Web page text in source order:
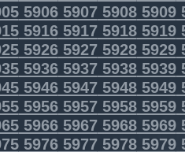
5906590759085909
5916591759185919
5926592759285929
5936593759385939
5946594759485949
5956595759585959
5966596759685969
5976597759785979